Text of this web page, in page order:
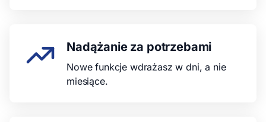
Nadążanie za potrzebami
Nowe funkcje wdrażasz w dni, a nie
miesiące.